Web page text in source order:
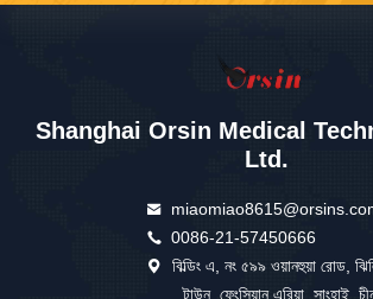
Shanghai Orsin Medical
Ltd.
0086-21-57450666
বিল্ডিং এ, নং ৫৯৯ ওয়ানহুয়া রোড,
টাউন, ফেংসিয়ান এরিয়া, সাংহাই,